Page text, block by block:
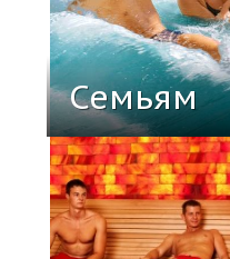
Семьям